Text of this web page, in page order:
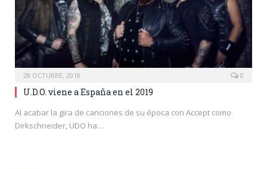
28 OCTUBRE, 2018 0
U.D.O. viene a España en el 2019
Al acabar la gira de canciones de su época con Accept como
Dirkschneider, UDO ha…